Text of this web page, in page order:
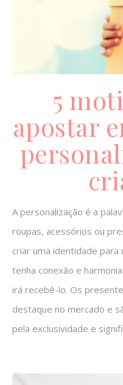
5
apostar
A personalização é a
roupas, acessórios ou
criar uma identidade
tenha conexão e
irá recebê-lo. Os
destaque no mercado e
pela exclusividade e